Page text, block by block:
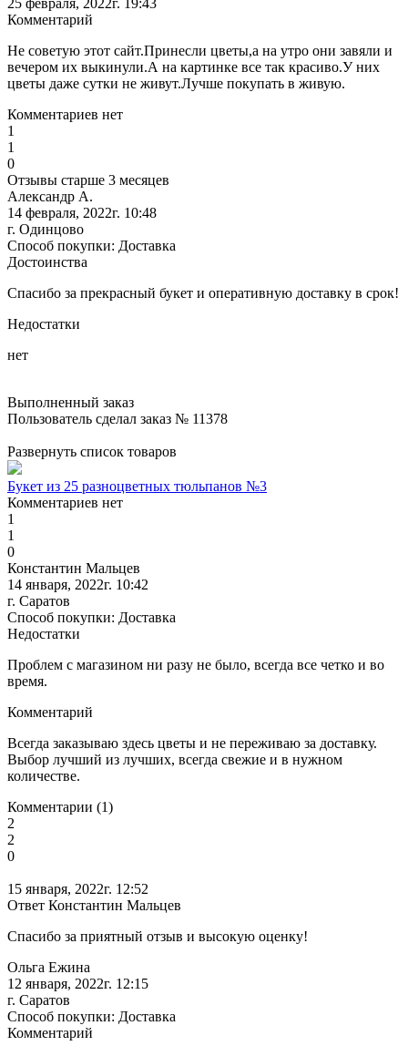
Комментарий
Не советую этот сайт.Принесли цветы,а на утро они завяли и
вечером их выкинули.А на картинке все так красиво.У них
цветы даже сутки не живут.Лучше покупать в живую.
Комментариев нет
1
1
0
Отзывы старше 3 месяцев
Александр А.
14 февраля, 2022г. 10:48
г. Одинцово
Способ покупки: Доставка
Достоинства
Спасибо за прекрасный букет и оперативную доставку в срок!
Недостатки
нет
Выполненный заказ
Пользователь сделал заказ № 11378
Развернуть список товаров
Букет из 25 разноцветных тюльпанов №3
Комментариев нет
1
1
0
Константин Мальцев
14 января, 2022г. 10:42
г. Саратов
Способ покупки: Доставка
Недостатки
Проблем с магазином ни разу не было, всегда все четко и во
время.
Комментарий
Всегда заказываю здесь цветы и не переживаю за доставку.
Выбор лучший из лучших, всегда свежие и в нужном
количестве.
Комментарии (1)
2
2
0
15 января, 2022г. 12:52
Ответ Константин Мальцев
Спасибо за приятный отзыв и высокую оценку!
Ольга Ежина
12 января, 2022г. 12:15
г. Саратов
Способ покупки: Доставка
Комментарий